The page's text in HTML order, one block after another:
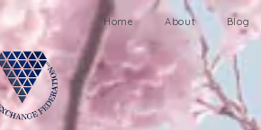
Home About Blog